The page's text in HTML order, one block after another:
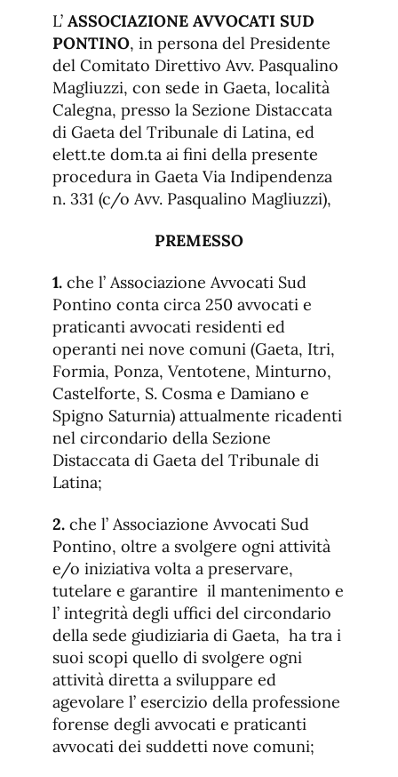
L’ ASSOCIAZIONE AVVOCATI SUD
PONTINO, in persona del Presidente
del Comitato Direttivo Avv. Pasqualino
Magliuzzi, con sede in Gaeta, località
Calegna, presso la Sezione Distaccata
di Gaeta del Tribunale di Latina, ed
elett.te dom.ta ai fini della presente
procedura in Gaeta Via Indipendenza
n. 331 (c/o Avv. Pasqualino Magliuzzi),
PREMESSO
1. che l’ Associazione Avvocati Sud
Pontino conta circa 250 avvocati e
praticanti avvocati residenti ed
operanti nei nove comuni (Gaeta, Itri,
Formia, Ponza, Ventotene, Minturno,
Castelforte, S. Cosma e Damiano e
Spigno Saturnia) attualmente ricadenti
nel circondario della Sezione
Distaccata di Gaeta del Tribunale di
Latina;
2. che l’ Associazione Avvocati Sud
Pontino, oltre a svolgere ogni attività
e/o iniziativa volta a preservare,
tutelare e garantire il mantenimento e
l’ integrità degli uffici del circondario
della sede giudiziaria di Gaeta, ha tra i
suoi scopi quello di svolgere ogni
attività diretta a sviluppare ed
agevolare l’ esercizio della professione
forense degli avvocati e praticanti
avvocati dei suddetti nove comuni;